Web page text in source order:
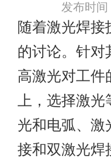
发布时
随着激光焊接
的讨论。针对
高激光对工件
上，选择激
光和电弧、激
接和双激光焊